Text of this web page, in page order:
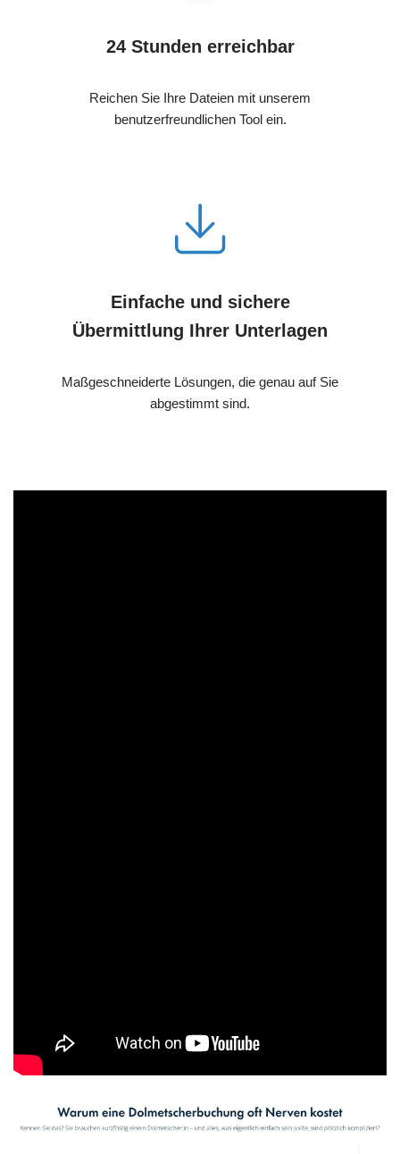
24 Stunden erreichbar
Reichen Sie Ihre Dateien mit unserem
benutzerfreundlichen Tool ein.
Einfache und sichere
Übermittlung Ihrer Unterlagen
Maßgeschneiderte Lösungen, die genau auf Sie
abgestimmt sind.